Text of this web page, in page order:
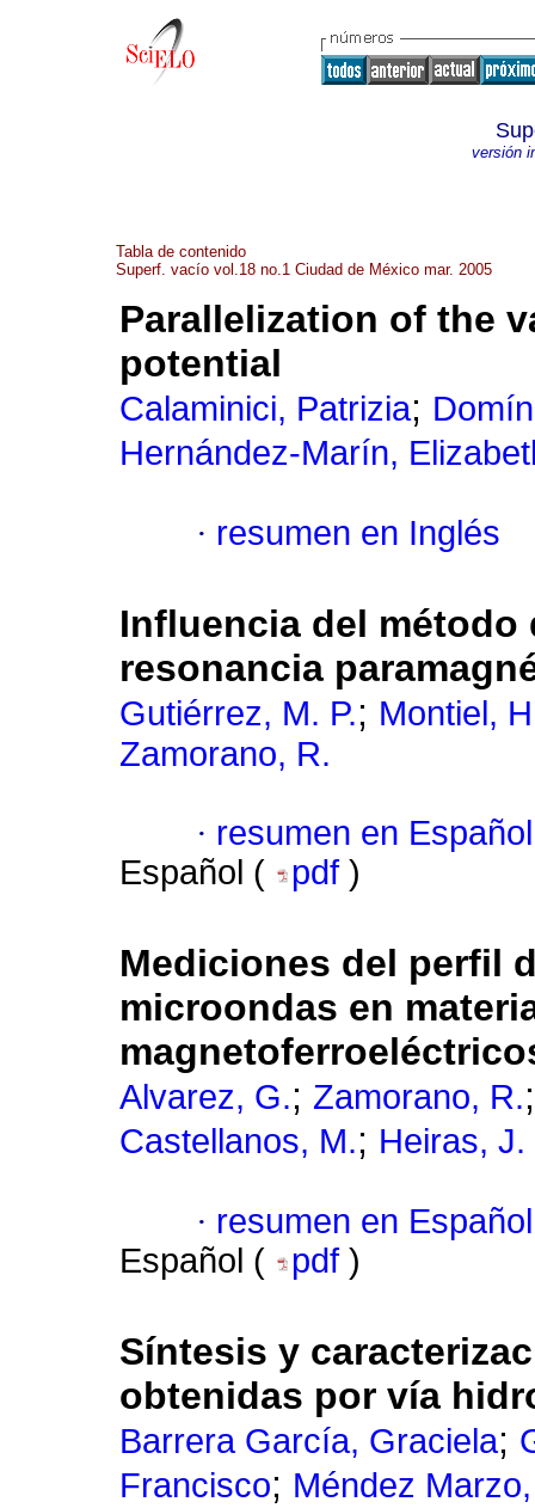
versión
Tabla de contenido
Superf. vacío vol.18 no.1 Ciudad de México mar. 2005
Parallelization of the
potential
Calaminici, Patrizia;
Hernández-Marín,
· resumen en Inglés
Influencia del método
resonancia
Gutiérrez, M. P.; Montiel,
Zamorano, R.
· resumen en Español
Español (
pdf )
Mediciones del perfil
microondas en
Alvarez, G.; Zamorano, R.
Castellanos, M.; Heiras, J.
· resumen en Español
Español (
pdf )
Síntesis y
obtenidas por vía
Barrera García, Graciela;
Francisco; Méndez